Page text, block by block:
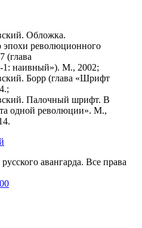
Обложка.
эпохи революционного
(глава
1: наивный»). М., 2002;
Борр (глава «Шрифт
Палочный шрифт. В
одной революции». М.,
авангарда. Все права